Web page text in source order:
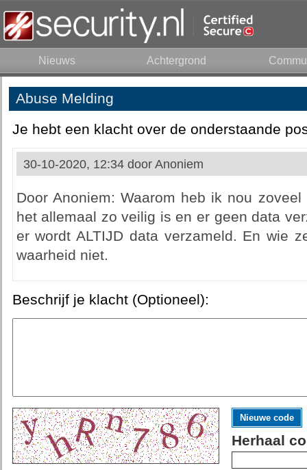
Nieuws Achtergrond
Abuse Melding
Je hebt een klacht over de onderstaande
30-10-2020, 12:34 door Anoniem
Door Anoniem: Waarom heb ik nou
het allemaal zo veilig is en er geen data
er wordt ALTIJD data verzameld. En wie
waarheid niet.
Beschrijf je klacht (Optioneel):
Nieuwe code
Herhaal